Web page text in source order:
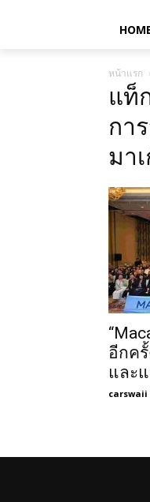
หน้าแรก
แท็
กา
มา
อีกค
และ
carswaii